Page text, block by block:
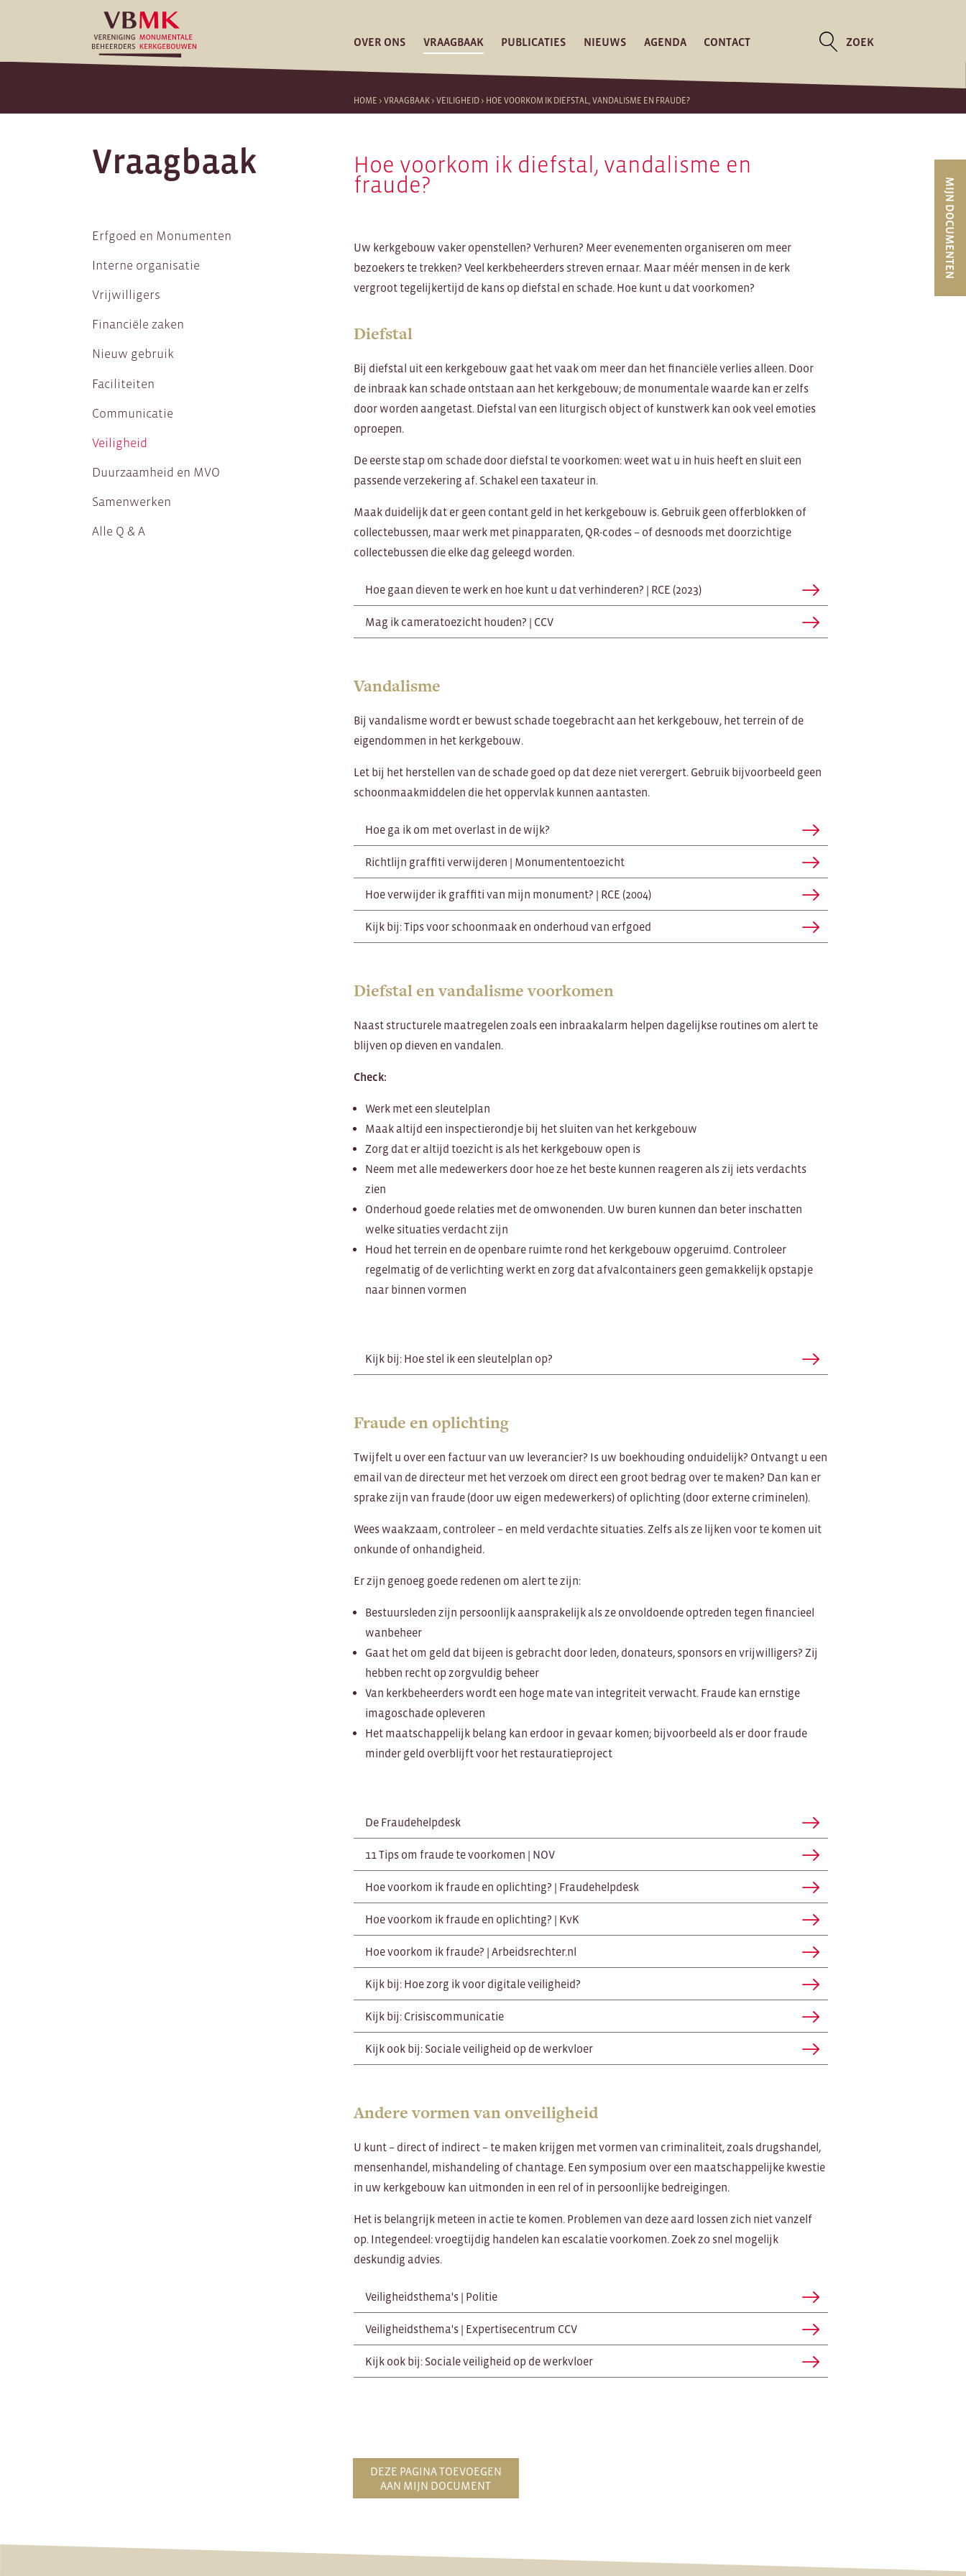
OVER ONS VRAAGBAAK PUBLICATIES NIEUWS AGENDA CONTACT ZOEK
HOME >VRAAGBAAK>VEILIGHEID> HOE VOORKOM IK DIEFSTAL, VANDALISME EN FRAUDE?
Vraagbaak
Erfgoed en Monumenten
Interne organisatie
Vrijwilligers
Financiële zaken
Nieuw gebruik
Faciliteiten
Communicatie
Veiligheid
Duurzaamheid en MVO
Samenwerken
Alle Q & A
MIJN DOCUMENTEN
Hoe voorkom ik diefstal, vandalisme en
fraude?
Uw kerkgebouw vaker openstellen? Verhuren? Meer evenementen organiseren om meer
bezoekers te trekken? Veel kerkbeheerders streven ernaar. Maar méér mensen in de kerk
vergroot tegelijkertijd de kans op diefstal en schade. Hoe kunt u dat voorkomen?
Diefstal
Bij diefstal uit een kerkgebouw gaat het vaak om meer dan het financiële verlies alleen. Door
de inbraak kan schade ontstaan aan het kerkgebouw; de monumentale waarde kan er zelfs
door worden aangetast. Diefstal van een liturgisch object of kunstwerk kan ook veel emoties
oproepen.
De eerste stap om schade door diefstal te voorkomen: weet wat u in huis heeft en sluit een
passende verzekering af. Schakel een taxateur in.
Maak duidelijk dat er geen contant geld in het kerkgebouw is. Gebruik geen offerblokken of
collectebussen, maar werk met pinapparaten, QR-codes – of desnoods met doorzichtige
collectebussen die elke dag geleegd worden.
Hoe gaan dieven te werk en hoe kunt u dat verhinderen? | RCE (2023)
Mag ik cameratoezicht houden? | CCV
Vandalisme
Bij vandalisme wordt er bewust schade toegebracht aan het kerkgebouw, het terrein of de
eigendommen in het kerkgebouw.
Let bij het herstellen van de schade goed op dat deze niet verergert. Gebruik bijvoorbeeld geen
schoonmaakmiddelen die het oppervlak kunnen aantasten.
Hoe ga ik om met overlast in de wijk?
Richtlijn graffiti verwijderen | Monumententoezicht
Hoe verwijder ik graffiti van mijn monument? | RCE (2004)
Kijk bij: Tips voor schoonmaak en onderhoud van erfgoed
Diefstal en vandalisme voorkomen
Naast structurele maatregelen zoals een inbraakalarm helpen dagelijkse routines om alert te
blijven op dieven en vandalen.
Check:
Werk met een sleutelplan
Maak altijd een inspectierondje bij het sluiten van het kerkgebouw
Zorg dat er altijd toezicht is als het kerkgebouw open is
Neem met alle medewerkers door hoe ze het beste kunnen reageren als zij iets verdachts
zien
Onderhoud goede relaties met de omwonenden. Uw buren kunnen dan beter inschatten
welke situaties verdacht zijn
Houd het terrein en de openbare ruimte rond het kerkgebouw opgeruimd. Controleer
regelmatig of de verlichting werkt en zorg dat afvalcontainers geen gemakkelijk opstapje
naar binnen vormen
Kijk bij: Hoe stel ik een sleutelplan op?
Fraude en oplichting
Twijfelt u over een factuur van uw leverancier? Is uw boekhouding onduidelijk? Ontvangt u een
email van de directeur met het verzoek om direct een groot bedrag over te maken? Dan kan er
sprake zijn van fraude (door uw eigen medewerkers) of oplichting (door externe criminelen).
Wees waakzaam, controleer – en meld verdachte situaties. Zelfs als ze lijken voor te komen uit
onkunde of onhandigheid.
Er zijn genoeg goede redenen om alert te zijn:
Bestuursleden zijn persoonlijk aansprakelijk als ze onvoldoende optreden tegen financieel
wanbeheer
Gaat het om geld dat bijeen is gebracht door leden, donateurs, sponsors en vrijwilligers? Zij
hebben recht op zorgvuldig beheer
Van kerkbeheerders wordt een hoge mate van integriteit verwacht. Fraude kan ernstige
imagoschade opleveren
Het maatschappelijk belang kan erdoor in gevaar komen; bijvoorbeeld als er door fraude
minder geld overblijft voor het restauratieproject
De Fraudehelpdesk
11 Tips om fraude te voorkomen | NOV
Hoe voorkom ik fraude en oplichting? | Fraudehelpdesk
Hoe voorkom ik fraude en oplichting? | KvK
Hoe voorkom ik fraude? | Arbeidsrechter.nl
Kijk bij: Hoe zorg ik voor digitale veiligheid?
Kijk bij: Crisiscommunicatie
Kijk ook bij: Sociale veiligheid op de werkvloer
Andere vormen van onveiligheid
U kunt – direct of indirect – te maken krijgen met vormen van criminaliteit, zoals drugshandel,
mensenhandel, mishandeling of chantage. Een symposium over een maatschappelijke kwestie
in uw kerkgebouw kan uitmonden in een rel of in persoonlijke bedreigingen.
Het is belangrijk meteen in actie te komen. Problemen van deze aard lossen zich niet vanzelf
op. Integendeel: vroegtijdig handelen kan escalatie voorkomen. Zoek zo snel mogelijk
deskundig advies.
Veiligheidsthema's | Politie
Veiligheidsthema's | Expertisecentrum CCV
Kijk ook bij: Sociale veiligheid op de werkvloer
DEZE PAGINA TOEVOEGEN
AAN MIJN DOCUMENT